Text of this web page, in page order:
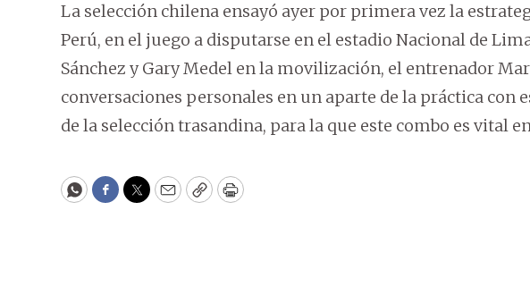
La selección chilena ensayó ayer por primera vez la
Perú, en el juego a disputarse en el estadio Nacional de
Sánchez y Gary Medel en la movilización, el entrenador
conversaciones personales en un aparte de la práctica con
de la selección trasandina, para la que este combo es vital
WhatsApp
Facebook
Twitter
EmailCopyPrint